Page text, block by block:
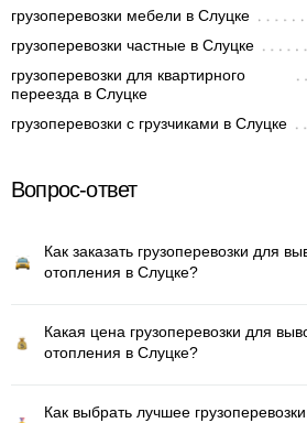
грузоперевозки мебели в Слуцке
грузоперевозки частные в Слуцке
грузоперевозки для квартирного
переезда в Слуцке
грузоперевозки с грузчиками в Слуцке
Вопрос-ответ
Как заказать грузоперевозки для
отопления в Слуцке?
Какая цена грузоперевозки для
отопления в Слуцке?
Как выбрать лучшее